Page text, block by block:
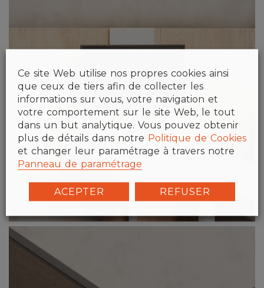
Ce site Web utilise nos propres cookies ainsi
que ceux de tiers afin de collecter les
informations sur vous, votre navigation et
votre comportement sur le site Web, le tout
dans un but analytique. Vous pouvez obtenir
plus de détails dans notre Politique de Cookies
et changer leur paramétrage à travers notre
Panneau de paramétrage
ACEPTER REFUSER